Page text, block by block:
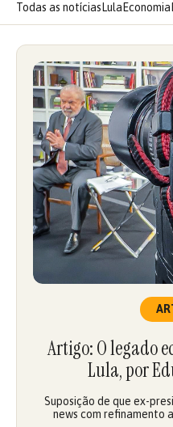
Todas as notícias Lula Economia
Artigo: O legado
Lula, por
Suposição de que ex-
news com refinamento